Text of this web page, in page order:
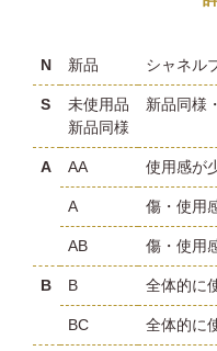
N 新品 シャネル
S
未使用品
新品同様
新品同様
A AA 使用感が
A 傷・使用
AB 傷・使用
B B 全体的に
BC 全体的に